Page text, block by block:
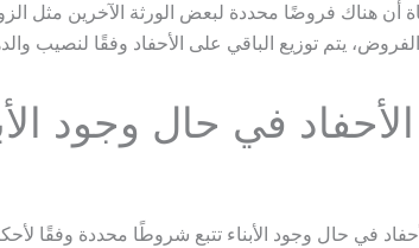
أن هناك فروضًا محددة لبعض الورثة الآخرين مثل
الفروض، يتم توزيع الباقي على الأحفاد وفقًا لنصيب
في حال وجود
في حال وجود الأبناء تتبع شروطًا محددة وفقًا